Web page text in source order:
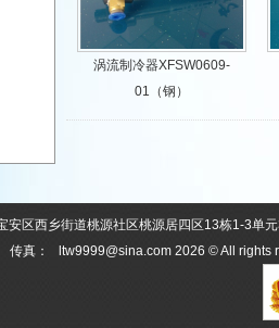
涡流制冷器XFSW0609-
01（钢）
安区西乡街道桃源社区桃源居四区13栋1-3
传真： ltw9999@sina.com 2026 © All